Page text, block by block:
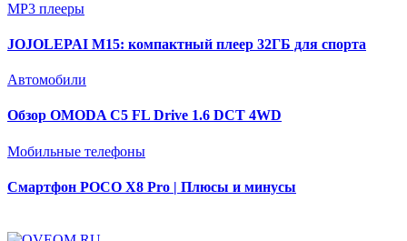
MP3 плееры
JOJOLEPAI M15: компактный плеер 32ГБ для спорта
Автомобили
Обзор OMODA C5 FL Drive 1.6 DCT 4WD
Мобильные телефоны
Смартфон POCO X8 Pro | Плюсы и минусы